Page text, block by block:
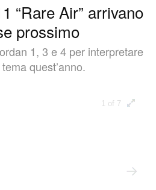
“Rare Air” arrivano
prossimo
1, 3 e 4 per interpretare
quest’anno.
1 of 7